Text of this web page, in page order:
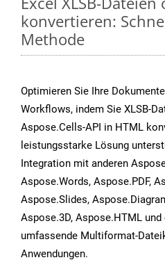
konvertieren:
Methode
Optimieren Sie Ihre
Workflows, indem Sie XLSB-
Aspose.Cells-API in HTML
leistungsstarke Lösung
Integration mit anderen
Aspose.Words, Aspose.PDF,
Aspose.Slides,
Aspose.3D, Aspose.HTML
umfassende Multiformat-
Anwendungen.